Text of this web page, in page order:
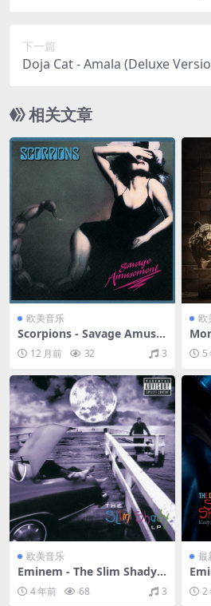
下一篇
Doja Cat - Amala (Deluxe
相关文章
欧美音乐
Scorpions - Savage Amuse
ment（1988/FLAC/分轨/255
M）12 月前 32 3
欧
（5
欧美音乐
Eminem - The Slim Shady L
P（1999/FLAC/分轨/386M）
4 年前 68 3
最
m2